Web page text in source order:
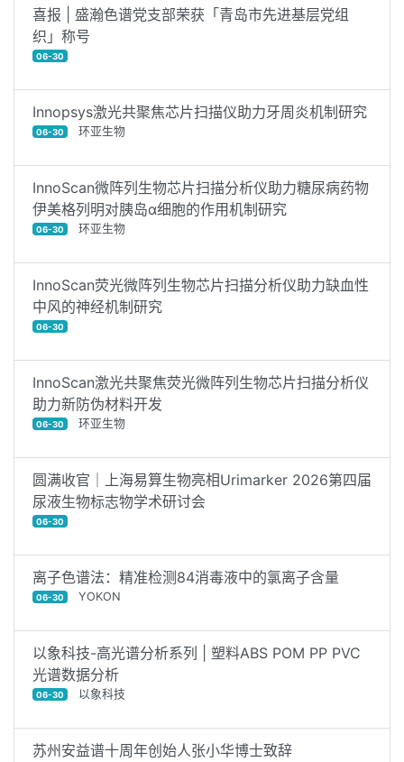
喜报 | 盛瀚色谱党支部荣获「青岛市先进基层党组
织」称号
06-30
Innopsys激光共聚焦芯片扫描仪助力牙周炎机制研究
06-30 环亚生物
InnoScan微阵列生物芯片扫描分析仪助力糖尿病药物
伊美格列明对胰岛α细胞的作用机制研究
06-30 环亚生物
InnoScan荧光微阵列生物芯片扫描分析仪助力缺血性
中风的神经机制研究
06-30
InnoScan激光共聚焦荧光微阵列生物芯片扫描分析仪
助力新防伪材料开发
06-30 环亚生物
圆满收官｜上海易算生物亮相Urimarker 2026第四届
尿液生物标志物学术研讨会
06-30
离子色谱法：精准检测84消毒液中的氯离子含量
06-30 YOKON
以象科技-高光谱分析系列 | 塑料ABS POM PP PVC
光谱数据分析
06-30 以象科技
苏州安益谱十周年创始人张小华博士致辞